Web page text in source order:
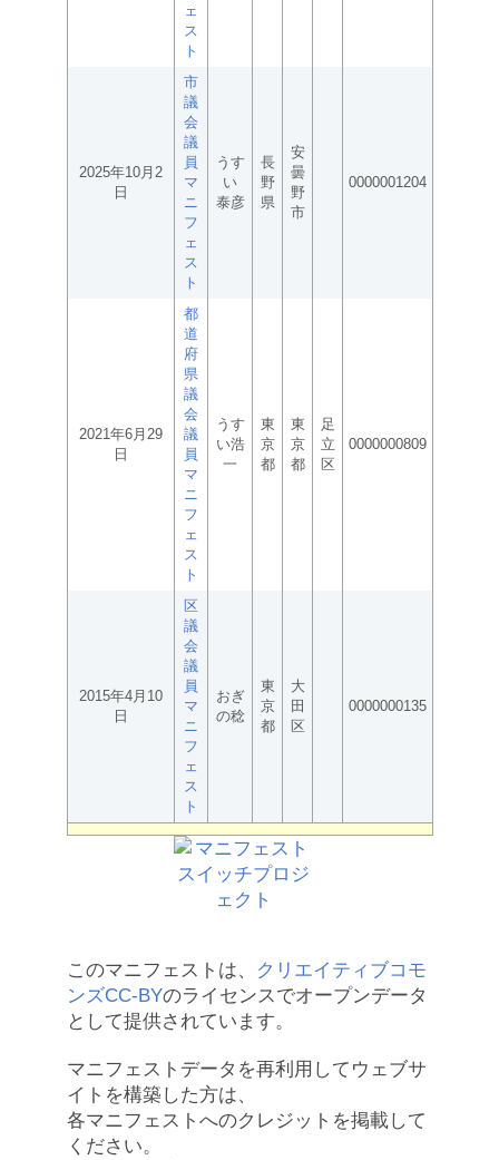
ェ
ス
ト
2025年10月2
日
市
議
会
議
員
マ
ニ
フ
ェ
ス
ト
うす
い
泰彦
長
野
県
安
曇
野
市
0000001204
2021年6月29
日
都
道
府
県
議
会
議
員
マ
ニ
フ
ェ
ス
ト
うす
い浩
一
東
京
都
東
京
都
足
立
区
0000000809
2015年4月10
日
区
議
会
議
員
マ
ニ
フ
ェ
ス
ト
おぎ
の稔
東
京
都
大
田
区
0000000135
このマニフェストは、
クリエイティブコモ
ンズCC-BYのライセンスでオープンデータ
として提供されています。
マニフェストデータを再利用してウェブサ
イトを構築した方は、
各マニフェストへのクレジットを掲載して
ください。